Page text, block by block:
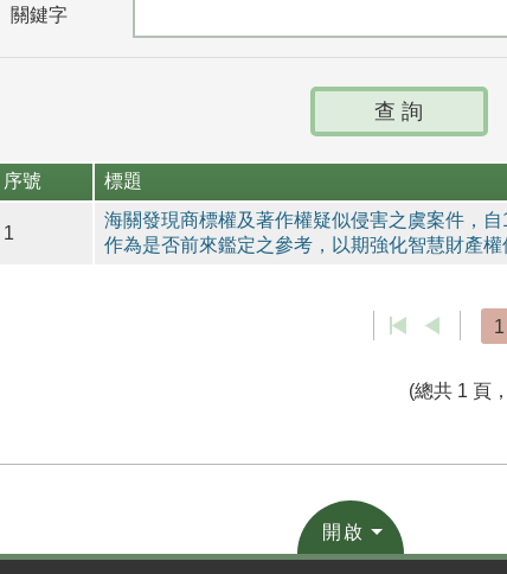
關鍵字
序號 標題
1
海關發現商標權及著作權疑似侵害之虞案件，
作為是否前來鑑定之參考，以期強化智慧財產權
1
(總共 1 頁
開啟